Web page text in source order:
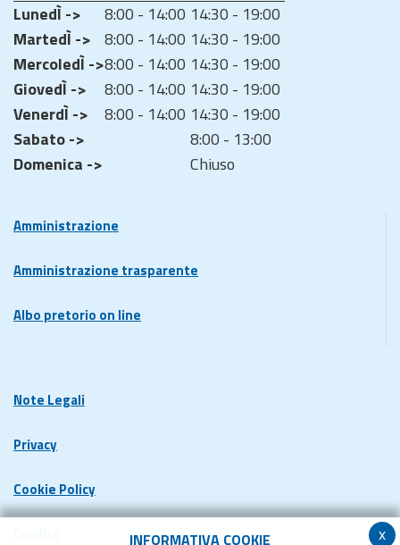
x
INFORMATIVA COOKIE
LunedÌ ->
8:00 - 14:00 14:30 - 19:00
MartedÌ -> 8:00 - 14:00 14:30 - 19:00
MercoledÌ ->8:00 - 14:00 14:30 - 19:00
GiovedÌ ->
8:00 - 14:00 14:30 - 19:00
VenerdÌ ->
8:00 - 14:00 14:30 - 19:00
Sabato ->
8:00 - 13:00
Domenica ->
Chiuso
Amministrazione
Amministrazione trasparente
Albo pretorio on line
Note Legali
Privacy
Cookie Policy